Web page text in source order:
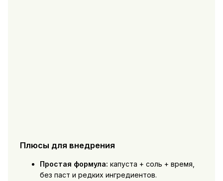
Плюсы для внедрения
Простая формула: капуста + соль + время,
без паст и редких ингредиентов.